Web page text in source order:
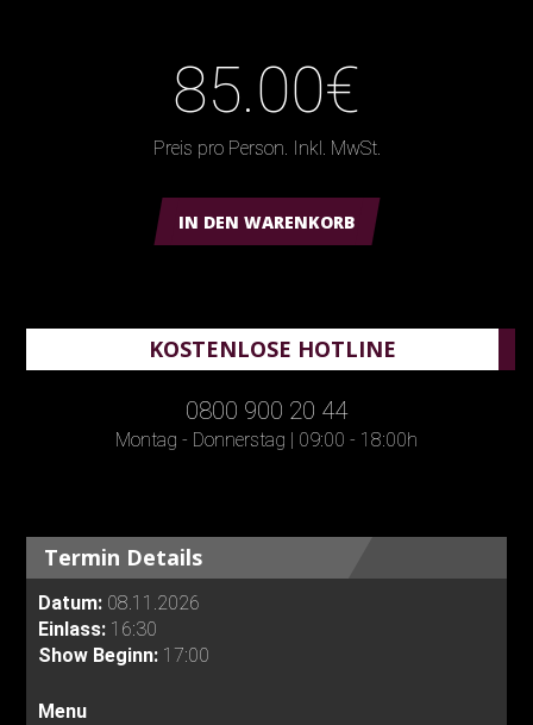
85.00€
Preis pro Person. Inkl. MwSt.
IN DEN WARENKORB
KOSTENLOSE HOTLINE
0800 900 20 44
Montag - Donnerstag | 09:00 - 18:00h
Termin Details
Datum: 08.11.2026
Einlass: 16:30
Show Beginn: 17:00
Menu